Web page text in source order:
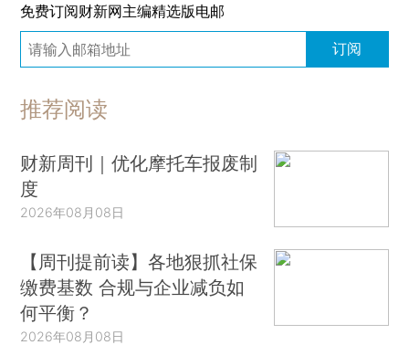
免费订阅财新网主编精选版电邮
订阅
推荐阅读
财新周刊｜优化摩托车报废制
度
2026年08月08日
【周刊提前读】各地狠抓社保
缴费基数 合规与企业减负如
何平衡？
2026年08月08日